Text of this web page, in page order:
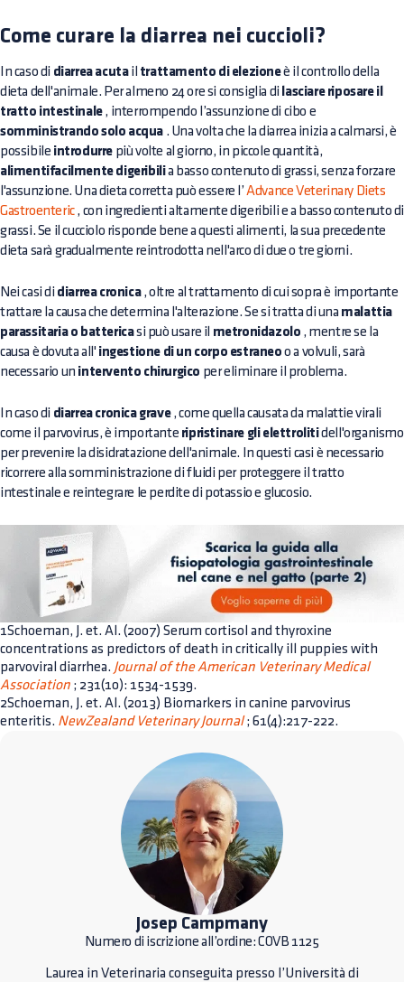
Come curare la diarrea nei cuccioli?
In caso di diarrea acutail trattamento di elezioneè il controllo della
dieta dell'animale. Per almeno 24 ore si consiglia di lasciare riposare il
tratto intestinale, interrompendo l’assunzione di cibo e
somministrando solo acqua . Una volta che la diarrea inizia a calmarsi, è
possibile introdurre più volte al giorno, in piccole quantità,
alimentifacilmente digeribilia basso contenuto di grassi, senza forzare
l'assunzione. Una dieta corretta può essere l’Advance Veterinary Diets
Gastroenteric, con ingredienti altamente digeribili e a basso contenuto di
grassi. Se il cucciolo risponde bene a questi alimenti, la sua precedente
dieta sarà gradualmente reintrodotta nell'arco di due o tre giorni.
Nei casi di diarrea cronica, oltre al trattamento di cui sopra è importante
trattare la causa che determina l'alterazione. Se si tratta di una malattia
parassitaria o battericasi può usare il metronidazolo , mentre se la
causa è dovuta all' ingestione di un corpo estraneo o a volvuli, sarà
necessario un intervento chirurgico per eliminare il problema.
In caso di diarrea cronica grave, come quella causata da malattie virali
come il parvovirus, è importante ripristinare gli elettrolitidell'organismo
per prevenire la disidratazione dell'animale. In questi casi è necessario
ricorrere alla somministrazione di fluidi per proteggere il tratto
intestinale e reintegrare le perdite di potassio e glucosio.
1Schoeman, J. et. Al. (2007) Serum cortisol and thyroxine
concentrations as predictors of death in critically ill puppies with
parvoviral diarrhea. Journal of the American Veterinary Medical
Association ; 231(10): 1534-1539.
2Schoeman, J. et. Al. (2013) Biomarkers in canine parvovirus
enteritis. NewZealand Veterinary Journal; 61(4):217-222.
Josep Campmany
Numero di iscrizione all’ordine: COVB 1125
Laurea in Veterinaria conseguita presso l’Università di